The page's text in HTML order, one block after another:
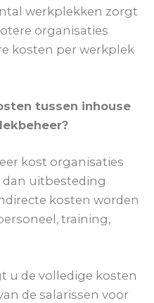
werkplekken zorgt
organisaties
kosten per werkplek
tussen inhouse
kost organisaties
dan uitbesteding
kosten worden
training,
u de volledige kosten
de salarissen voor